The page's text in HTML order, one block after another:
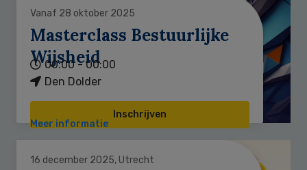
Vanaf 28 oktober 2025
Masterclass Bestuurlijke
Wijsheid
00:00 - 00:00
Den Dolder
Inschrijven
Meer informatie
16 december 2025, Utrecht